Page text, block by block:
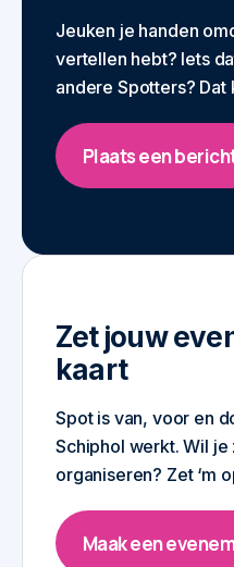
Jeuken je handen
vertellen hebt? Iets
andere Spotters? Dat
Plaats een
Zet jouw
kaart
Spot is van, voor en
Schiphol werkt. Wil
organiseren? Zet ‘m
Maak een